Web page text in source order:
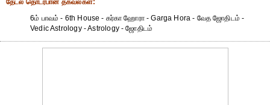
தேட‌ல் தொட‌ர்பான தகவ‌ல்க‌ள்:
6ம் பாவம் - 6th House - கர்கா ஹோரா - Garga Hora - வேத ஜோதிடம் -
Vedic Astrology - Astrology - ஜோதிடம்